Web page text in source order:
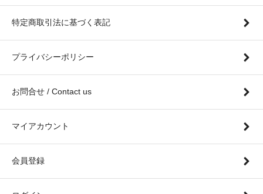
特定商取引法に基づく表記
プライバシーポリシー
お問合せ / Contact us
マイアカウント
会員登録